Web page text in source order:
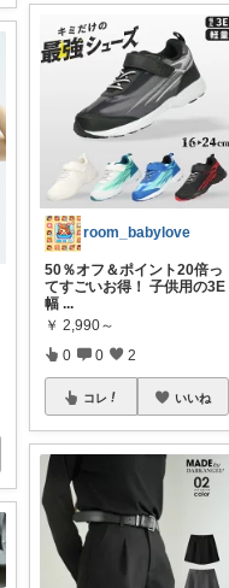
room_babylove
50％オフ＆ポイント20倍っ
てすごいお得！ 子供用の3E
幅 ...
￥ 2,990～
0 0 2
コレ いいね